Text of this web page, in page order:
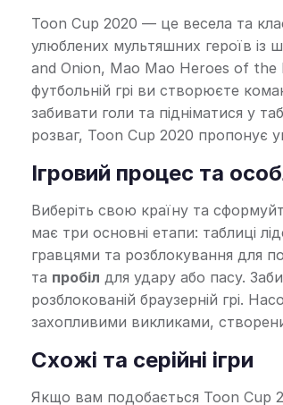
Toon Cup 2020 — це весела та
улюблених мультяшних героїв із
and Onion, Mao Mao Heroes of the
футбольній грі ви створюєте
забивати голи та підніматися у
розваг, Toon Cup 2020 пропонує
Ігровий процес та
Виберіть свою країну та
має три основні етапи: таблиці
гравцями та розблокування для
та пробіл для удару або пасу.
розблокованій браузерній грі.
захопливими викликами,
Схожі та серійні ігри
Якщо вам подобається Toon Cup